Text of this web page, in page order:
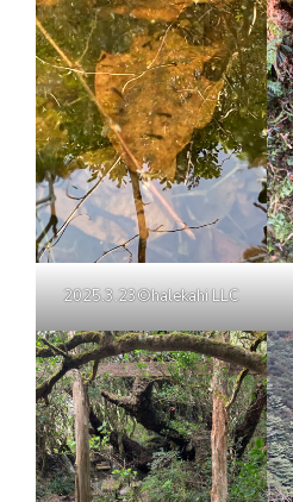
2025.3.23©halekahi LLC